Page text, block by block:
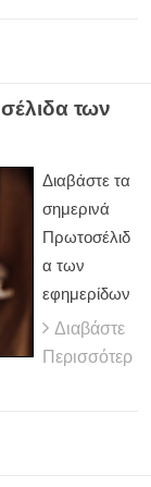
των
Διαβάστε τα
σημερινά
Πρωτοσέλιδ
α των
εφημερίδων
Διαβάστε
Περισσότερ